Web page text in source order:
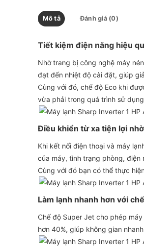
Mô tả Đánh giá (0)
Tiết kiệm điện năng hiệu
Nhờ trang bị công nghệ máy
đạt đến nhiệt độ cài đặt, giúp
Cùng với đó, chế độ Eco khi
vừa phải trong quá trình sử
Điều khiển từ xa tiện lợi
Khi kết nối điện thoại và máy
của máy, tình trạng phòng,
Cùng với đó bạn có thể thực
Làm lạnh nhanh hơn với
Chế độ Super Jet cho phép
hơn 40%, giúp không gian